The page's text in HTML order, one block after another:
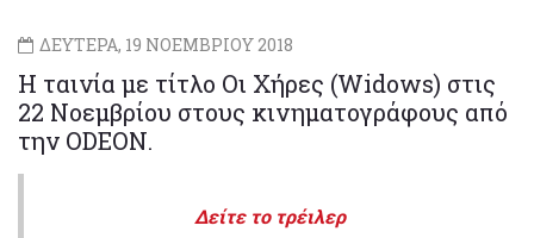
ΔΕΥΤΕΡΑ, 19 ΝΟΕΜΒΡΙΟΥ 2018
Η ταινία με τίτλο Οι Χήρες (Widows) στις
22 Νοεμβρίου στους κινηματογράφους από
την ODEON.
Δείτε το τρέιλερ